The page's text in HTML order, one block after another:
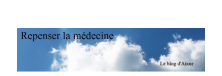
Repenser la médecine